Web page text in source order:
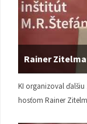
Rainer
KI organizoval ďalšiu
hosťom Rainer